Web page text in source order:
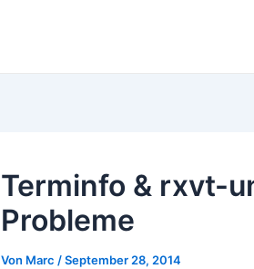
Terminfo & rxvt-
Probleme
Von Marc /September 28, 2014